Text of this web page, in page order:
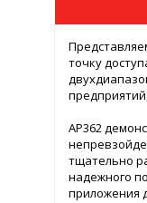
точку
AP362
тщательно
надежного
приложения